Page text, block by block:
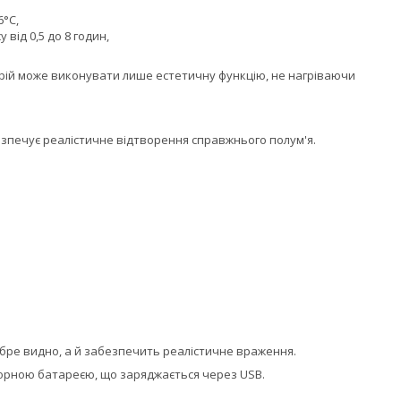
0,5 до 8 годин,
може виконувати лише естетичну функцію, не нагріваючи
реалістичне відтворення справжнього полум'я.
видно, а й забезпечить реалістичне враження.
батареєю, що заряджається через USB.